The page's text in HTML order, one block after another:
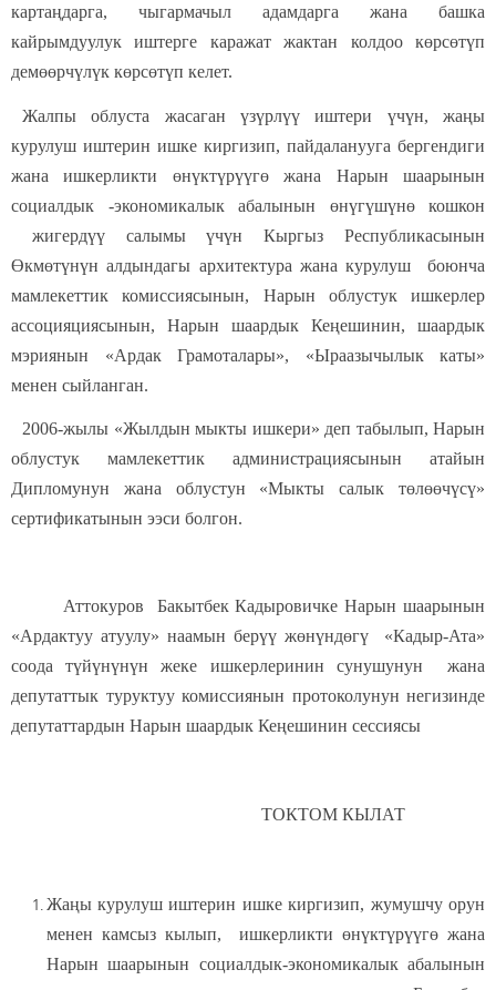
картаңдарга, чыгармачыл адамдарга жана башка
кайрымдуулук иштерге каражат жактан колдоо көрсөтүп
демөөрчүлүк көрсөтүп келет.
Жалпы облуста жасаган үзүрлүү иштери үчүн, жаңы
курулуш иштерин ишке киргизип, пайдаланууга бергендиги
жана ишкерликти өнүктүрүүгө жана Нарын шаарынын
социалдык -экономикалык абалынын өнүгүшүнө кошкон
жигердүү салымы үчүн Кыргыз Республикасынын
Өкмөтүнүн алдындагы архитектура жана курулуш боюнча
мамлекеттик комиссиясынын, Нарын облустук ишкерлер
ассоцияциясынын, Нарын шаардык Кеңешинин, шаардык
мэриянын «Ардак Грамоталары», «Ыраазычылык каты»
менен сыйланган.
2006-жылы «Жылдын мыкты ишкери» деп табылып, Нарын
облустук мамлекеттик администрациясынын атайын
Дипломунун жана облустун «Мыкты салык төлөөчүсү»
сертификатынын ээси болгон.
Аттокуров Бакытбек Кадыровичке Нарын шаарынын
«Ардактуу атуулу» наамын берүү жөнүндөгү «Кадыр-Ата»
соода түйүнүнүн жеке ишкерлеринин сунушунун жана
депутаттык туруктуу комиссиянын протоколунун негизинде
депутаттардын Нарын шаардык Кеңешинин сессиясы
ТОКТОМ КЫЛАТ
Жаңы курулуш иштерин ишке киргизип, жумушчу орун
менен камсыз кылып, ишкерликти өнүктүрүүгө жана
Нарын шаарынын социалдык-экономикалык абалынын